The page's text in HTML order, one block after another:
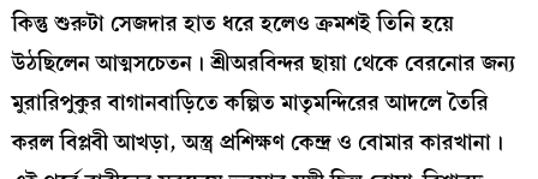
কিন্তু শুরুটা সেজদার হাত ধরে হলেও ক্রমশই তিনি হয়ে
উঠছিলেন আত্মসচেতন। শ্রীঅরবিন্দর ছায়া থেকে বেরনোর জন্য
মুরারিপুকুর বাগানবাড়িতে কল্পিত মাতৃমন্দিরের আদলে তৈরি
করল বিপ্লবী আখড়া, অস্ত্র প্রশিক্ষণ কেন্দ্র ও বোমার কারখানা।